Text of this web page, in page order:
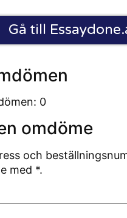
Gå till
0
omdöme
och
med *.